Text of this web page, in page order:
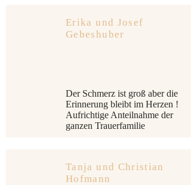
Erika und Josef
Gebeshuber
Der Schmerz ist groß aber die
Erinnerung bleibt im Herzen !
Aufrichtige Anteilnahme der
ganzen Trauerfamilie
Tanja und Christian
Hofmann